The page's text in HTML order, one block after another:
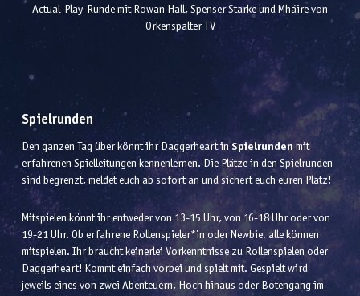
Actual-Play-Runde mit Rowan Hall, Spenser Starke und Mháire von
Orkenspalter TV
Spielrunden
Den ganzen Tag über könnt ihr Daggerheart inSpielrunden mit
erfahrenen Spielleitungen kennenlernen. Die Plätze in den Spielrunden
sind begrenzt, meldet euch ab sofort an und sichert euch euren Platz!
Mitspielen könnt ihr entweder von 13-15 Uhr, von 16-18 Uhr oder von
19-21 Uhr. Ob erfahrene Rollenspieler*in oder Newbie, alle können
mitspielen. Ihr braucht keinerlei Vorkenntnisse zu Rollenspielen oder
Daggerheart! Kommt einfach vorbei und spielt mit. Gespielt wird
jeweils eines von zwei Abenteuern, Hoch hinaus oder Botengang im